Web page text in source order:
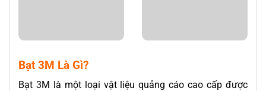
Bạt 3M Là Gì?
Bạt 3M là một loại vật liệu quảng cáo cao cấp được